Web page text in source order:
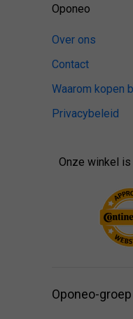
Oponeo
Over ons
Contact
Waarom kopen
Privacybeleid
Onze winkel
Oponeo-groep